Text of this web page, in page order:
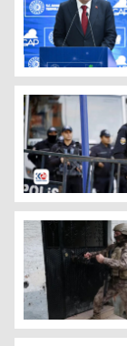
Cevdet
Li Rihayê
Yerlîkaya: 40